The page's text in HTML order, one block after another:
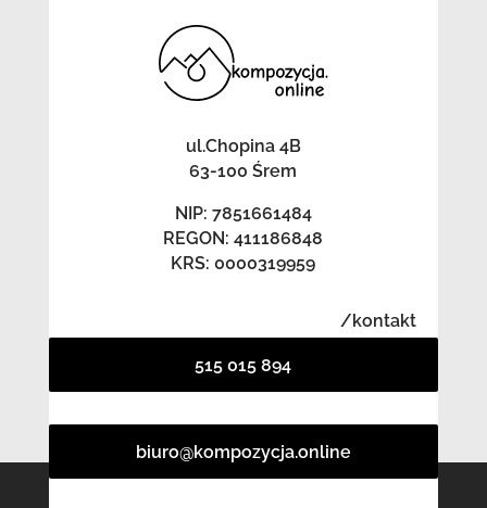
ul.Chopina 4B
63-100 Śrem
NIP: 7851661484
REGON: 411186848
KRS: 0000319959
/kontakt
515 015 894
biuro@kompozycja.online